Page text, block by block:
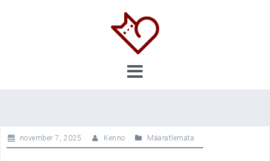
november 7, 2025 Kenno Määratlemata